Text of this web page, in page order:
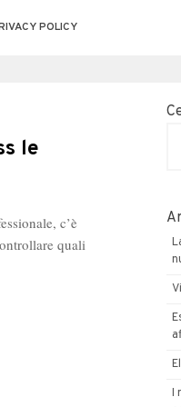
POLICY
le
c’è
quali
I